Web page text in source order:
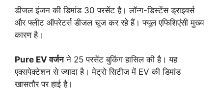
डीजल इंजन की डिमांड 30 परसेंट है। लॉन्ग-डिस्टेंस ड्राइवर्स
और फ्लीट ऑपरेटर्स डीजल चूज कर रहे हैं। फ्यूल एफिशिएंसी मुख्य
कारण है।
Pure EV वर्जनने 25 परसेंट बुकिंग हासिल की है। यह
एक्सपेक्टेशन से ज्यादा है। मेट्रो सिटीज में EV की डिमांड
खासतौर पर हाई है।